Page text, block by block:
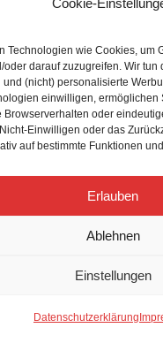
Technologien wie Cookies, um
oder darauf zuzugreifen. Wir tun
und (nicht) personalisierte
einwilligen, ermöglichen
Browserverhalten oder
Einwilligen oder das
auf bestimmte Funktionen
Erlauben
Ablehnen
Einstellungen
Datenschutzerklärung
12 Monate
innerhalb dieser Zeit
nötig sein,
kostenlos

Professionelle
Arbeit, sondern auch
verwendeten